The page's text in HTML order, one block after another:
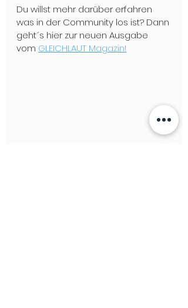
Du willst mehr darüber erfahren
was in der Community los ist? Dann
geht´s hier zur neuen Ausgabe
vom GLEICHLAUT Magazin!